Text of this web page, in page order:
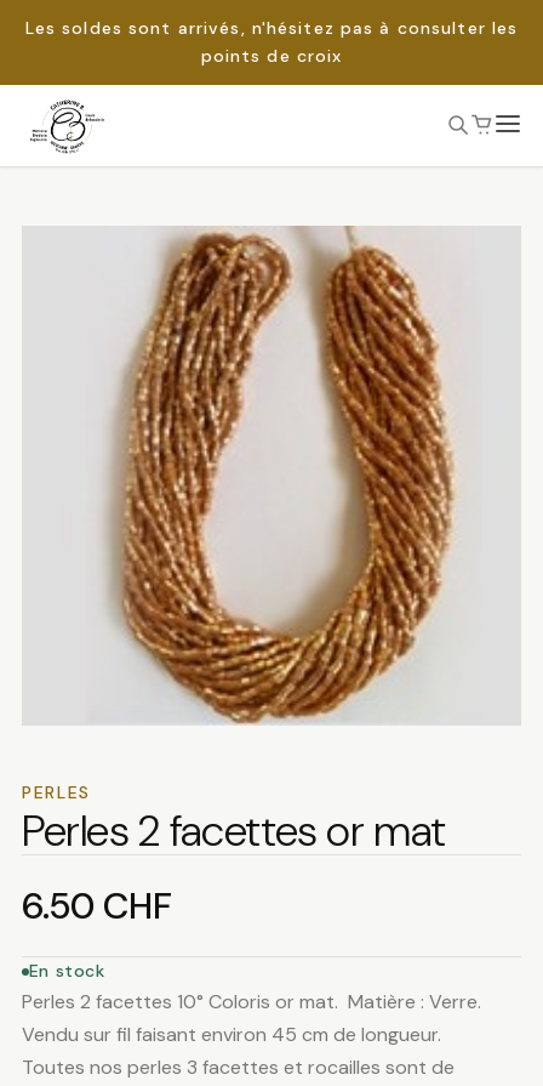
Les soldes sont arrivés, n'hésitez pas à consulter les
points de croix
Passer
PERLES
Perles 2 facettes or mat
6.50 CHF
En stock
Perles 2 facettes 10° Coloris or mat. Matière : Verre.
Vendu sur fil faisant environ 45 cm de longueur.
Toutes nos perles 3 facettes et rocailles sont de